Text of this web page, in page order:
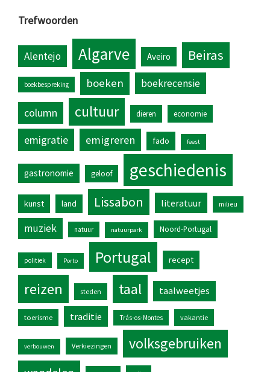
Trefwoorden
Alentejo Algarve Aveiro Beiras
boekbespreking boeken boekrecensie
column cultuur dieren economie
emigratie emigreren fado feest
gastronomie geloof geschiedenis
kunst land Lissabon literatuur milieu
muziek natuur natuurpark Noord-Portugal
politiek Porto Portugal recept
reizen steden taal taalweetjes
toerisme traditie Trás-os-Montes vakantie
verbouwen Verkiezingen volksgebruiken